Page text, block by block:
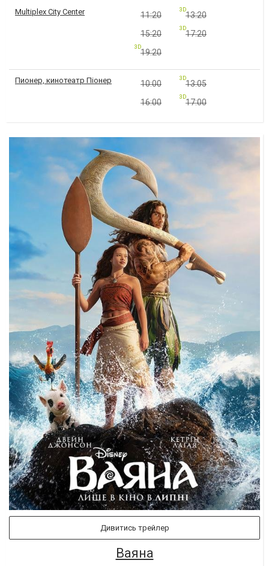
Multiplex City Center 11:20 13:20
3D
15:20 17:20
3D
19:20
3D
Пионер, кинотеатр Піонер 10:00 13:05
3D
16:00 17:00
3D
Дивитись трейлер
Ваяна